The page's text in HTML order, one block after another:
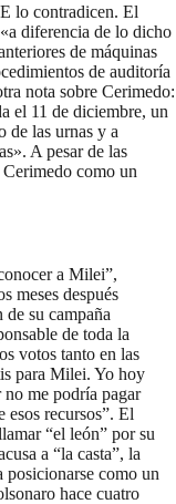
lo contradicen. El
diferencia de lo dicho
de máquinas
de auditoría
nota sobre Cerimedo:
el 11 de diciembre, un
de las urnas y a
A pesar de las
como un
a Milei”,
meses después
su campaña
de toda la
votos tanto en las
para Milei. Yo hoy
me podría pagar
esos recursos”. El
“el león” por su
a “la casta”, la
como un
hace cuatro